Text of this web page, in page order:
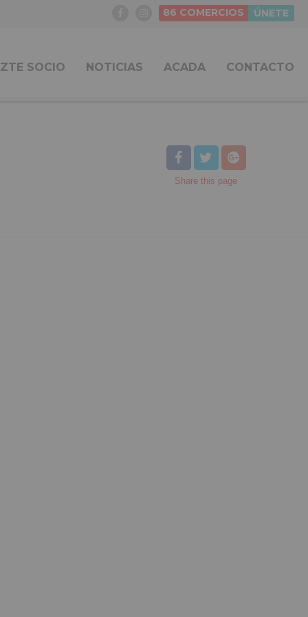
86 COMERCIOS ÚNETE
SOCIO NOTICIAS ACADA CONTACTO
Share this page